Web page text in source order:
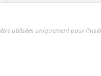
utilisées uniquement pour